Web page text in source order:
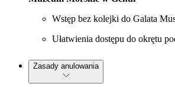
Wstęp bez kolejki do Galata
Ułatwienia dostępu do okrętu
Zasady anulowania